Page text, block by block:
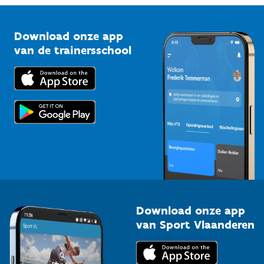
Bedrijven
Trainers en begeleiders
Topsporters
Vlaamse Trainersschool
Kennisplatform
Downloads
Voor de pers
Download onze app
van de trainersschool
Download onze app
van Sport Vlaanderen